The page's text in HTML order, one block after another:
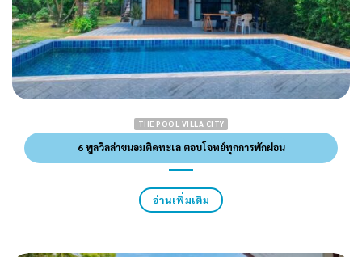
THE POOL VILLA CITY
6 พูลวิลล่าขนอมติดทะเล ตอบโจทย์ทุกการพักผ่อน
อ่านเพิ่มเติม